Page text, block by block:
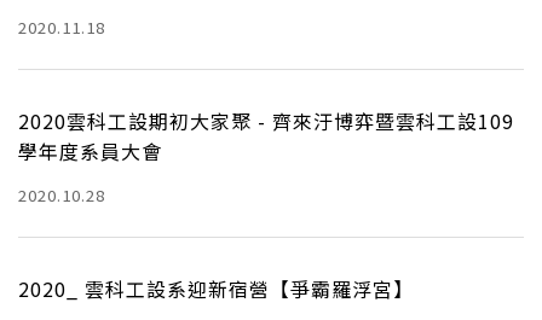
2020.11.18
2020雲科工設期初大家聚 - 齊來汙博弈暨雲科工設109
學年度系員大會
2020.10.28
2020_ 雲科工設系迎新宿營【爭霸羅浮宮】